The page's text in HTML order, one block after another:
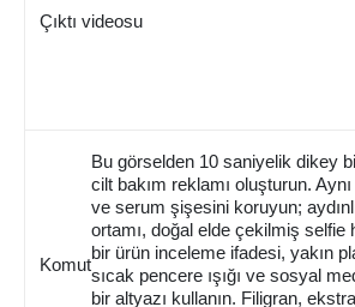
Çıktı videosu
Komut
Bu görselden 10 saniyelik dikey
cilt bakım reklamı oluşturun.
ve serum şişesini koruyun;
ortamı, doğal elde çekilmiş selfie
bir ürün inceleme ifadesi, yakın
sıcak pencere ışığı ve sosyal
bir altyazı kullanın. Filigran,